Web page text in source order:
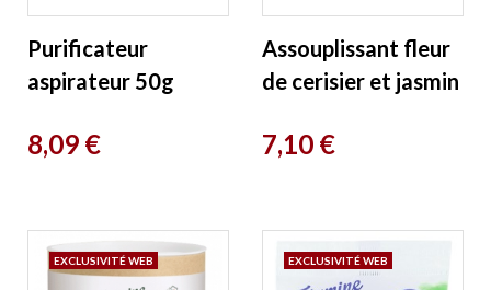
Purificateur
aspirateur 50g
Prix
8,09 €
Assouplissant fleur
de cerisier et jasmin
Lys
Prix
7,10 €
EXCLUSIVITÉ WEB EXCLUSIVITÉ WEB